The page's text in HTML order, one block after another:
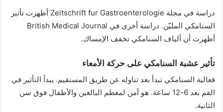
دراسة في مجلة Zeitschrift fur Gastroenterologie أظهرت تأثير
السنامكي المليّن. دراسة أخرى في British Medical Journal
أظهرت أن ألياف السنامكي تخفف الإمساك.
تأثير عشبة السنامكي على حركة الأمعاء
فعالية السنامكي تبدأ بعد تناوله عن طريق المستقيم. يبدأ التأثير في
الفم بعد 6-12 ساعة. هو آمن لمعظم البالغين والأطفال فوق سن
الثانية.